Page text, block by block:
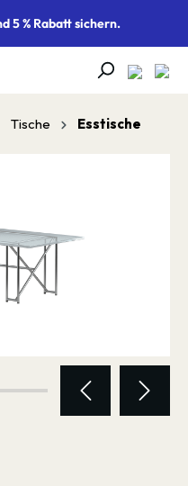
5 % Rabatt sichern.
Tische Esstische